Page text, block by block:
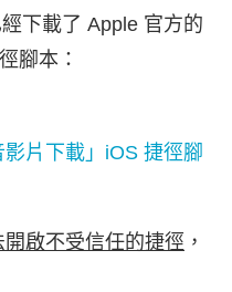
下載了 Apple 官方的
腳本：
片下載」iOS 捷徑腳
開啟不受信任的捷徑 ，